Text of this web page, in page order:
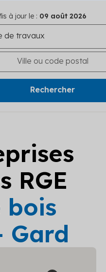
à jour le : 09 août 2026
RGE
bois
Gard